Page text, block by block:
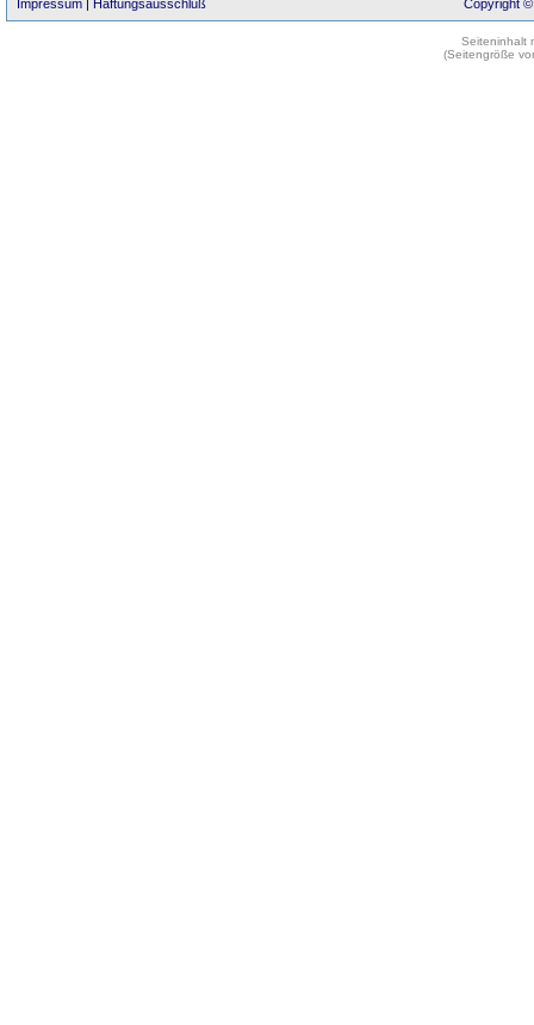
Impressum | Haftungsausschluß Copyright ©
Seiteninhalt
(Seitengröße